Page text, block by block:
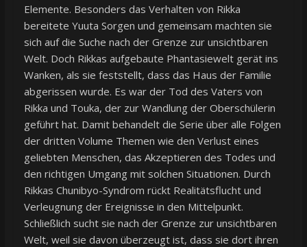
Elemente. Besonders das Verhalten von Rikka
bereitete Yuuta Sorgen und gemeinsam machten sie
sich auf die Suche nach der Grenze zur unsichtbaren
Welt. Doch Rikkas aufgebaute Phantasiewelt gerät ins
Wanken, als sie feststellt, dass das Haus der Familie
abgerissen wurde. Es war der Tod des Vaters von
Rikka und Touka, der zur Wandlung der Oberschülerin
geführt hat. Damit behandelt die Serie über alle Folgen
der dritten Volume Themen wie den Verlust eines
geliebten Menschen, das Akzeptieren des Todes und
den richtigen Umgang mit solchen Situationen. Durch
Rikkas Chunibyo-Syndrom rückt Realitätsflucht und
Verleugnung der Ereignisse in den Mittelpunkt.
Schließlich sucht sie nach der Grenze zur unsichtbaren
Welt, weil sie davon überzeugt ist, dass sie dort ihren